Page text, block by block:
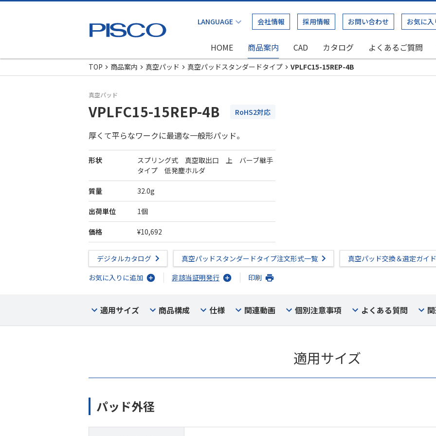
会社情報 採用情報 お問い合わせ お気に入
HOME 商品案内 CAD カタログ よくあるご質問
TOP
商品案内 真空パッド 真空パッドスタンダードタイプ VPLFC15-15REP-4B
真空パッド
VPLFC15-15REP-4B RoHS2対応
厚くて平らなワークに最適な一般形パッド。
形状
スプリング式 真空取出口 上 バーブ継手
タイプ 低発塵ホルダ
質量 32.0g
出荷単位 1個
価格 ¥10,692
デジタルカタログ 真空パッドスタンダードタイプ注文形式一覧
真空パッド交換＆選定ガイド
お気に入りに追加
非該当証明発行 印刷
適用サイズ 商品構成 仕様 関連動画 個別注意事項 よくある質問
適用サイズ
パッド外径